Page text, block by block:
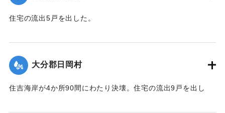
住宅の流出5戸を出した。
｜固有コード:00481051
大分郡日岡村
住吉海岸が4か所90間にわたり決壊。住宅の流出9戸を出し